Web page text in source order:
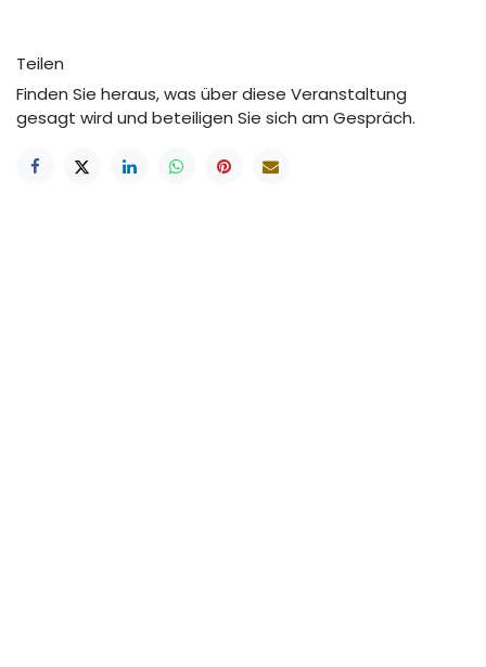
Teilen
Finden Sie heraus, was über diese Veranstaltung
gesagt wird und beteiligen Sie sich am Gespräch.